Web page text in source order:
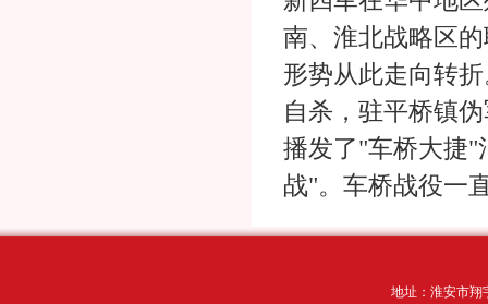
南、淮北战略区
形势从此走向转
自杀，驻平桥镇
播发了"车桥大捷"
战"。车桥战役一
地址：淮安市翔